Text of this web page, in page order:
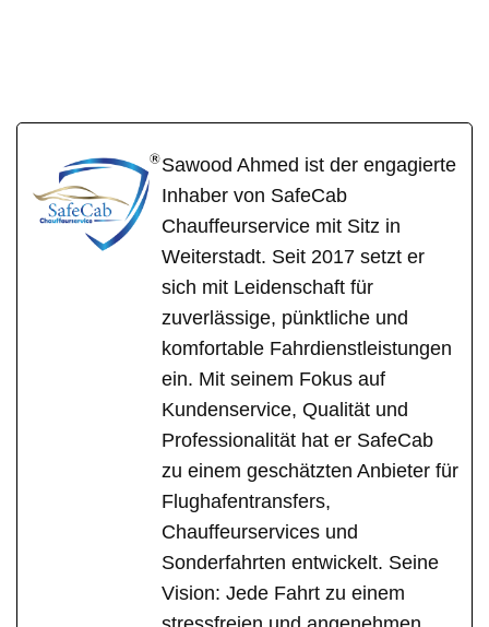
Sawood Ahmed ist der engagierte
Inhaber von SafeCab
Chauffeurservice mit Sitz in
Weiterstadt. Seit 2017 setzt er
sich mit Leidenschaft für
zuverlässige, pünktliche und
komfortable Fahrdienstleistungen
ein. Mit seinem Fokus auf
Kundenservice, Qualität und
Professionalität hat er SafeCab
zu einem geschätzten Anbieter für
Flughafentransfers,
Chauffeurservices und
Sonderfahrten entwickelt. Seine
Vision: Jede Fahrt zu einem